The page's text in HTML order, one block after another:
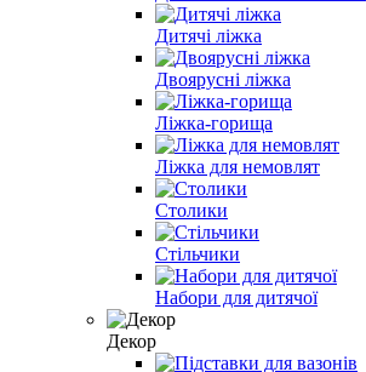
Дитячі ліжка
Двоярусні ліжка
Ліжка-горища
Ліжка для немовлят
Столики
Стільчики
Набори для дитячої
Декор